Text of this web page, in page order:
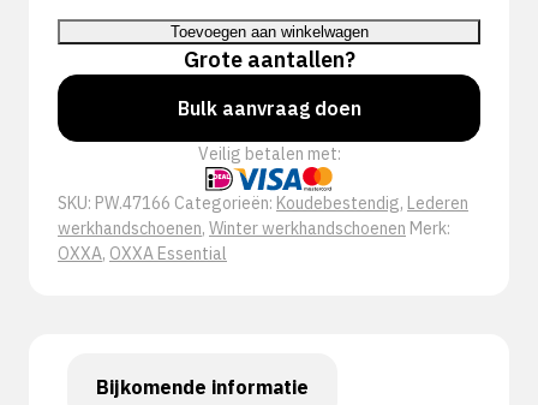
Winter
47-
166
handschoen
aantal
Toevoegen aan winkelwagen
Grote aantallen?
Bulk aanvraag doen
Veilig betalen met:
SKU: PW.47166 Categorieën: Koudebestendig, Lederen
werkhandschoenen, Winter werkhandschoenen Merk:
OXXA, OXXA Essential
Bijkomende informatie